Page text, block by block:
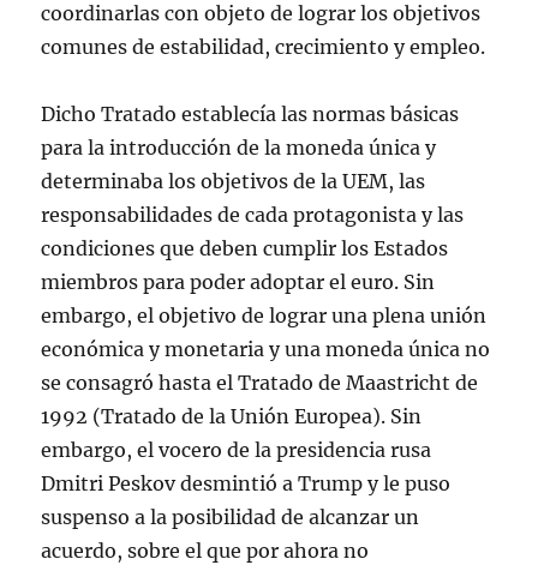
coordinarlas con objeto de lograr los objetivos
comunes de estabilidad, crecimiento y empleo.
Dicho Tratado establecía las normas básicas
para la introducción de la moneda única y
determinaba los objetivos de la UEM, las
responsabilidades de cada protagonista y las
condiciones que deben cumplir los Estados
miembros para poder adoptar el euro. Sin
embargo, el objetivo de lograr una plena unión
económica y monetaria y una moneda única no
se consagró hasta el Tratado de Maastricht de
1992 (Tratado de la Unión Europea). Sin
embargo, el vocero de la presidencia rusa
Dmitri Peskov desmintió a Trump y le puso
suspenso a la posibilidad de alcanzar un
acuerdo, sobre el que por ahora no